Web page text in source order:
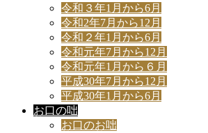
令和３年1月から6月
令和2年7月から12月
令和２年1月から6月
令和元年7月から12月
令和元年1月から６月
平成30年7月から12月
平成30年1月から6月
お口の咄
お口のお咄